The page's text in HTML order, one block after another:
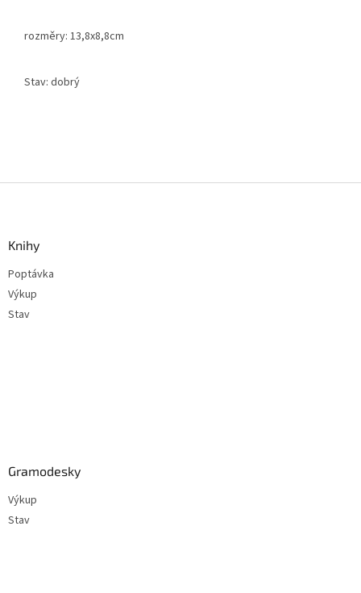
rozměry: 13,8x8,8cm
Stav: dobrý
Knihy
Poptávka
Výkup
Stav
Gramodesky
Výkup
Stav